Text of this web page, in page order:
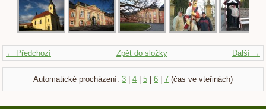
← Předchozí Další →
Zpět do složky
Automatické procházení: 3 | 4 | 5 | 6 | 7 (čas ve vteřinách)